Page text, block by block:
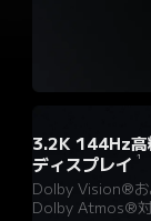
3.2K 144Hz高
ディスプレイ
1
Dolby Vision®お
Dolby Atmos®